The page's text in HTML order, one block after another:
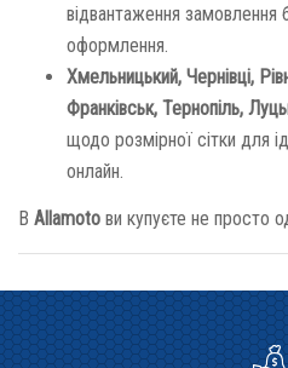
відвантаження
оформлення.
Хмельницький, Чернівці,
Франківськ, Тернопіль,
щодо розмірної сітки для
онлайн.
В Allamoto ви купуєте не просто